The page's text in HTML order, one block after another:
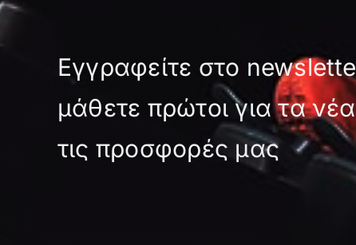
στη
σελίδα
του
προϊόντος
Εγγραφείτε στο
μάθετε πρώτοι για τα
τις προσφορές μας